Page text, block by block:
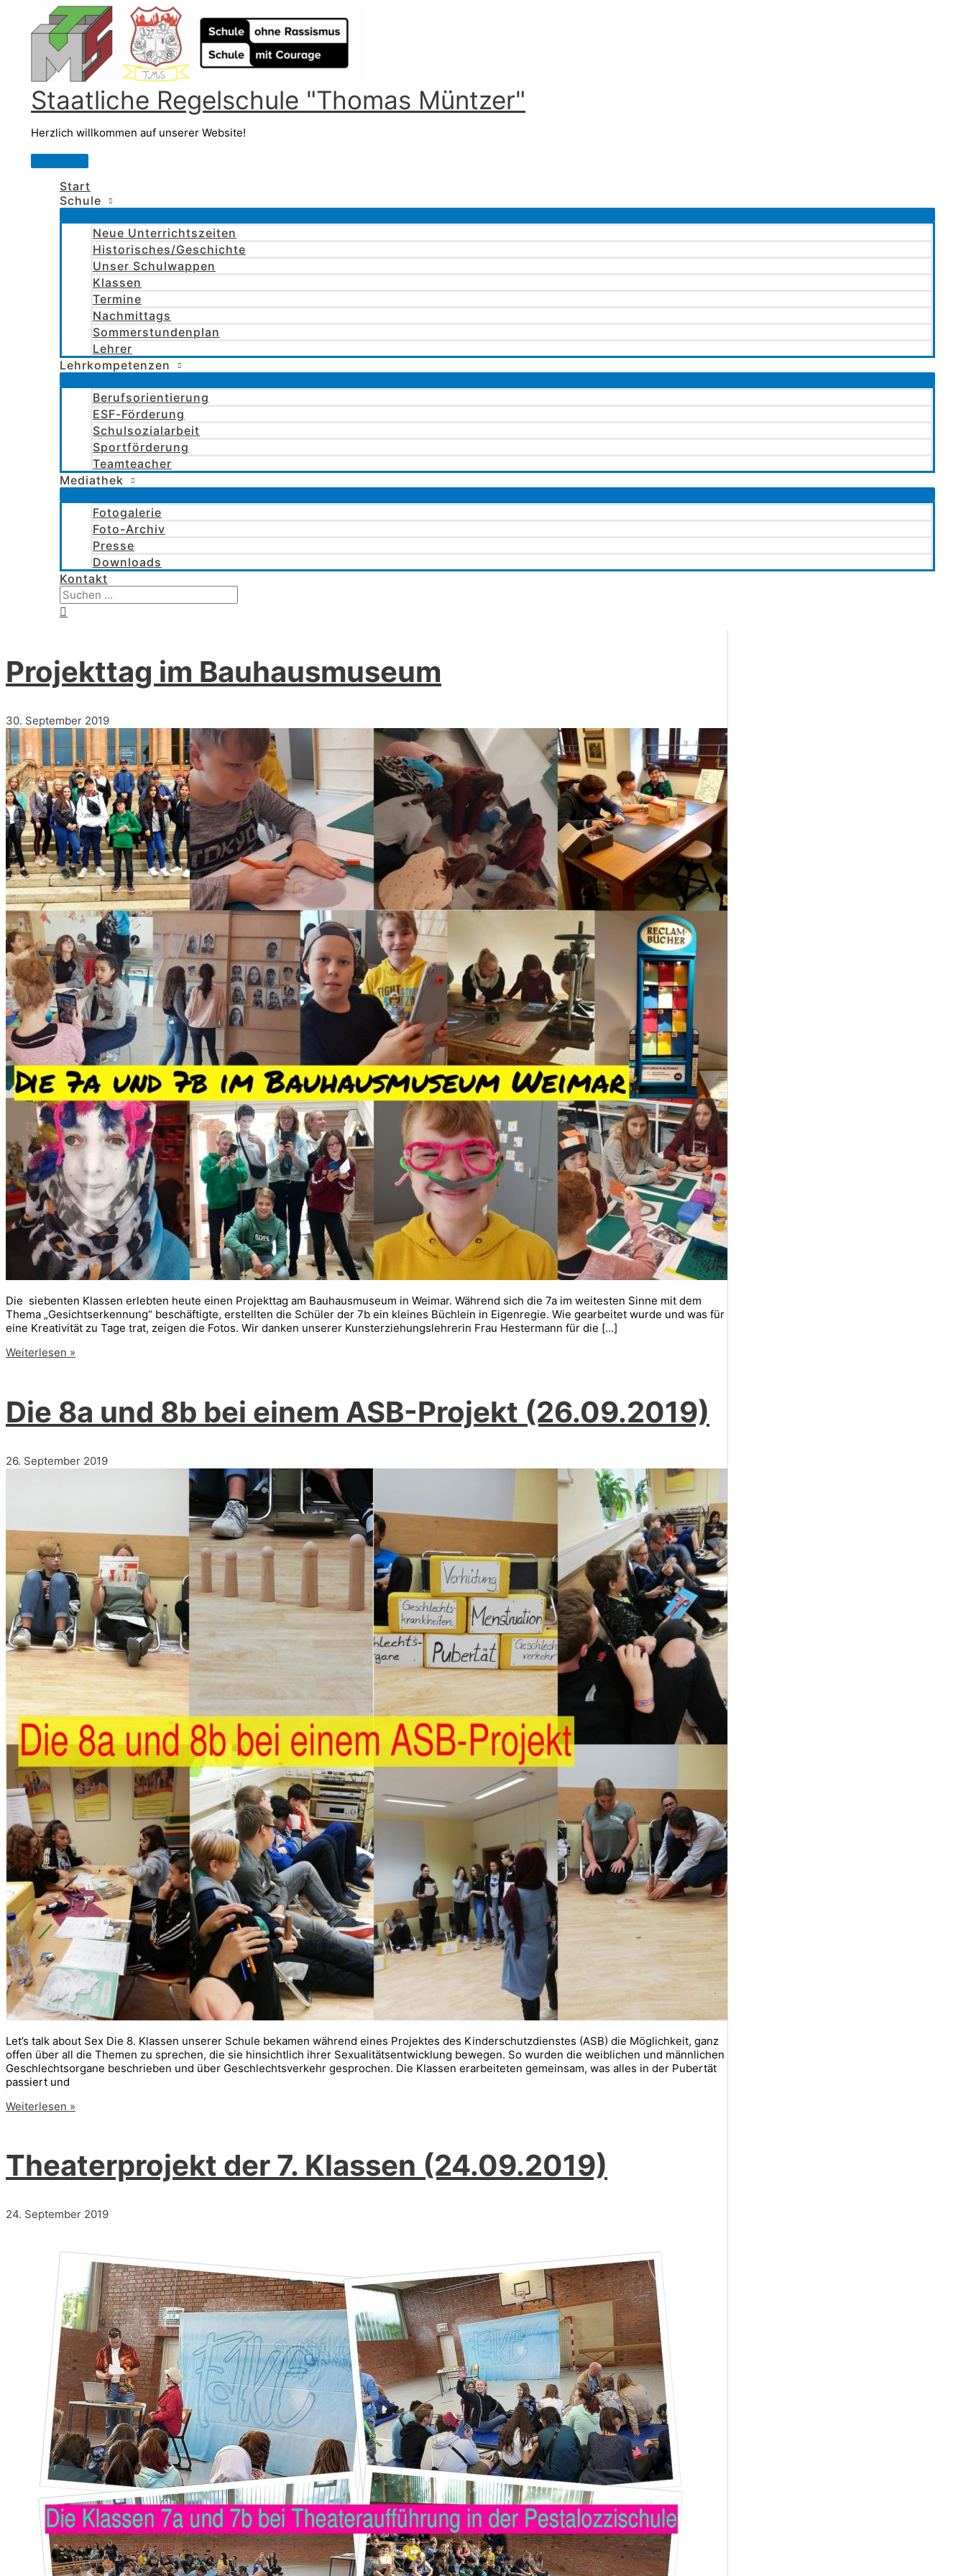
springen
Staatliche Regelschule "Thomas Müntzer"
Herzlich willkommen auf unserer Website!
Hauptmenü
Start
Schule
Neue Unterrichtszeiten
Historisches/Geschichte
Unser Schulwappen
Klassen
Termine
Nachmittags
Sommerstundenplan
Lehrer
Lehrkompetenzen
Berufsorientierung
ESF-Förderung
Schulsozialarbeit
Sportförderung
Teamteacher
Mediathek
Fotogalerie
Foto-Archiv
Presse
Downloads
Kontakt
Suchen
nach:
Projekttag im Bauhausmuseum
30. September 2019
Die siebenten Klassen erlebten heute einen Projekttag am Bauhausmuseum in Weimar. Während sich die 7a im weitesten Sinne mit dem
Thema „Gesichtserkennung“ beschäftigte, erstellten die Schüler der 7b ein kleines Büchlein in Eigenregie. Wie gearbeitet wurde und was für
eine Kreativität zu Tage trat, zeigen die Fotos. Wir danken unserer Kunsterziehungslehrerin Frau Hestermann für die […]
Projekttag
Weiterlesen »
Die 8a und 8b bei einem ASB-Projekt (26.09.2019)
26. September 2019
Let’s talk about Sex Die 8. Klassen unserer Schule bekamen während eines Projektes des Kinderschutzdienstes (ASB) die Möglichkeit, ganz
offen über all die Themen zu sprechen, die sie hinsichtlich ihrer Sexualitätsentwicklung bewegen. So wurden die weiblichen und männlichen
Geschlechtsorgane beschrieben und über Geschlechtsverkehr gesprochen. Die Klassen erarbeiteten gemeinsam, was alles in der Pubertät
passiert und
Die
bei
einem
(26.09.2019)
Weiterlesen »
Theaterprojekt der 7. Klassen (24.09.2019)
24. September 2019